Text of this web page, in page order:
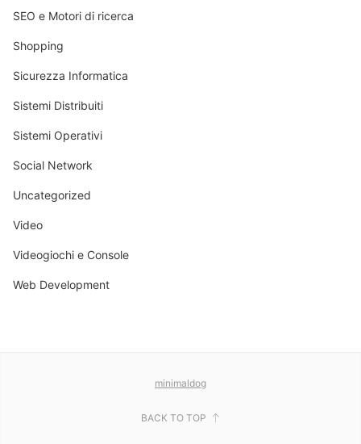
SEO e Motori di ricerca
Shopping
Sicurezza Informatica
Sistemi Distribuiti
Sistemi Operativi
Social Network
Uncategorized
Video
Videogiochi e Console
Web Development
minimaldog
BACK TO TOP